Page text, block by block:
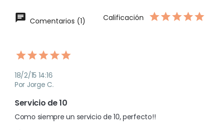
Comentarios (1) Calificación
18/2/15 14:16
Por Jorge C.
Servicio de 10
Como siempre un servicio de 10, perfecto!!